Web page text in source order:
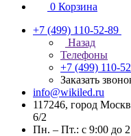
0 Корзина
+7 (499) 110-52-89
Назад
Телефоны
+7 (499) 110-
Заказать
info@wikiled.ru
117246, город
6/2
Пн. – Пт.: с 9:00 до